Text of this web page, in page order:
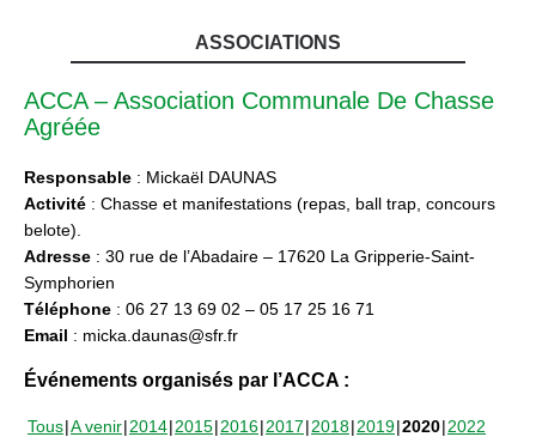
ASSOCIATIONS
ACCA – Association Communale De Chasse
Agréée
Responsable : Mickaël DAUNAS
Activité : Chasse et manifestations (repas, ball trap, concours
belote).
Adresse : 30 rue de l’Abadaire – 17620 La Gripperie-Saint-
Symphorien
Téléphone : 06 27 13 69 02 – 05 17 25 16 71
Email : micka.daunas@sfr.fr
Événements organisés par l’ACCA :
Tous A venir 2014 2015 2016 2017 2018 2019 2020 2022